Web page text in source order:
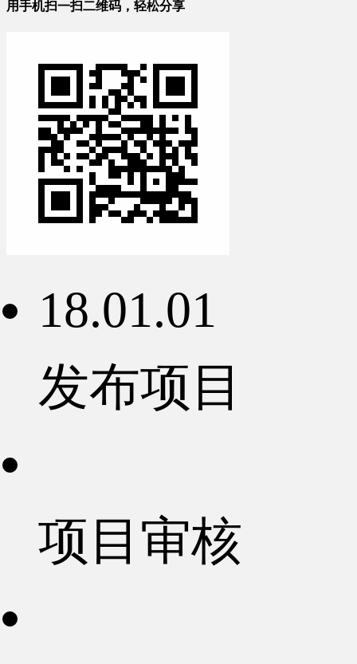
用手机扫一扫二维码，轻松分享
18.01.01
发布项目
项目审核